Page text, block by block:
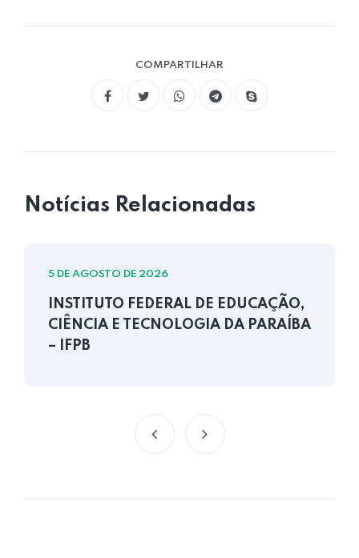
COMPARTILHAR
Notícias Relacionadas
5 DE AGOSTO DE 2026
INSTITUTO FEDERAL DE EDUCAÇÃO,
CIÊNCIA E TECNOLOGIA DA PARAÍBA
– IFPB